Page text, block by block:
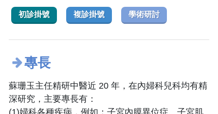
初診掛號 複診掛號 學術研討
專長
蘇珊玉主任精研中醫近 20 年，在內婦科兒科均有精
深研究，主要專長有：
(1)婦科各種疾病，例如：子宮內膜異位症、子宮肌